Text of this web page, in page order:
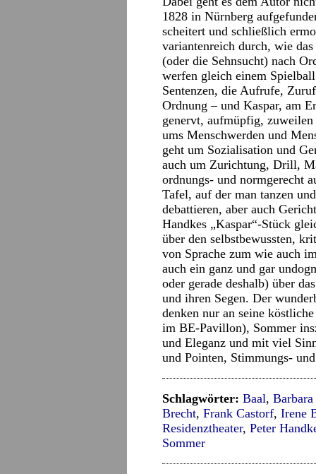
1828 in Nürnberg
scheitert und schließlich
variantenreich durch, wie
(oder die Sehnsucht) nach
werfen gleich einem
Sentenzen, die Aufrufe,
Ordnung – und Kaspar, am
genervt, aufmüpfig,
ums Menschwerden und
geht um Sozialisation und
auch um Zurichtung, Drill,
ordnungs- und normgerecht
Tafel, auf der man tanzen
debattieren, aber auch
Handkes „Kaspar“-Stück
über den selbstbewussten,
von Sprache zum wie auch
auch ein ganz und gar
oder gerade deshalb) über
und ihren Segen. Der
denken nur an seine
im BE-Pavillon), Sommer
und Eleganz und mit viel
und Pointen, Stimmungs-
Schlagwörter: Baal,
Brecht, Frank Castorf, Irene
Residenztheater, Peter
Sommer